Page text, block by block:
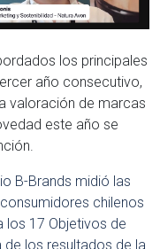
los principales
año consecutivo,
valoración de marcas
este año se
B-Brands midió las
chilenos
los 17 Objetivos de
de los resultados de la